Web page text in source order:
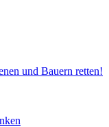
und Bauern retten!